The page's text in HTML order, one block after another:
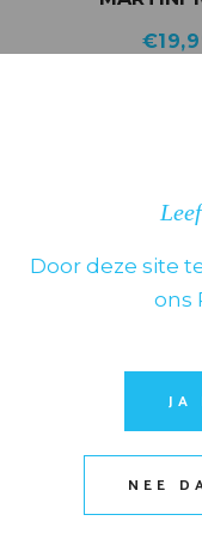
Door deze site
ons
JA
NEE
€
Sterke